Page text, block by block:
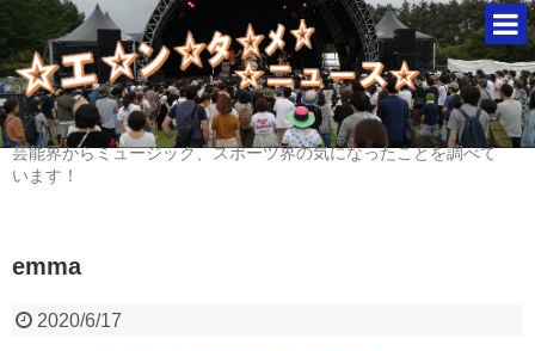
芸能界からミュージック、スポーツ界の気になったことを調べて
います！
emma
2020/6/17